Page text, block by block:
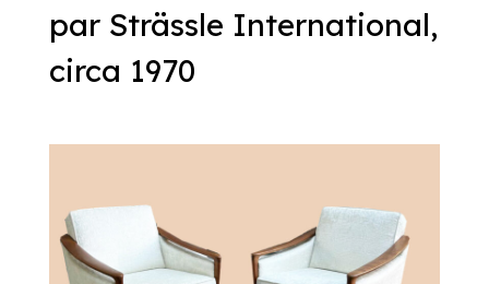
par Strässle International,
circa 1970